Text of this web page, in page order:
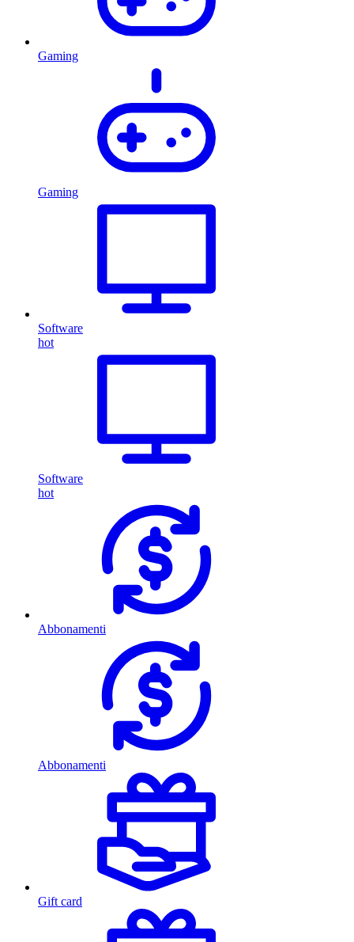
Gaming
Gaming
Software
hot
Software
hot
Abbonamenti
Abbonamenti
Gift card